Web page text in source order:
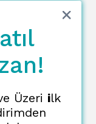
Üzeri ilk